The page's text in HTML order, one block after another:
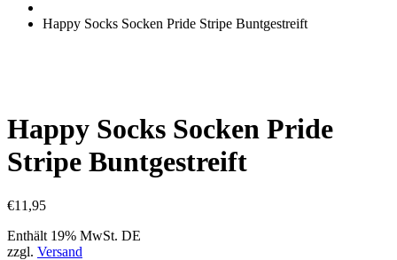
Happy Socks Socken Pride Stripe Buntgestreift
Happy Socks Socken Pride
Stripe Buntgestreift
€11,95
Enthält 19% MwSt. DE
zzgl. Versand